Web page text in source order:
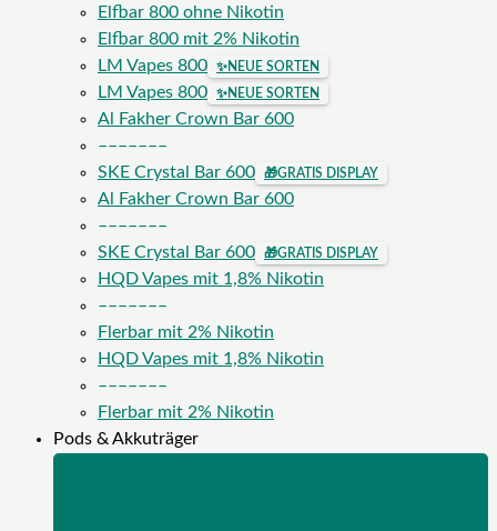
Elfbar 800 ohne Nikotin
Elfbar 800 mit 2% Nikotin
LM Vapes 800
✨NEUE SORTEN
LM Vapes 800 ✨NEUE SORTEN
Al Fakher Crown Bar 600
–––––––
SKE Crystal Bar 600
🎁GRATIS DISPLAY
Al Fakher Crown Bar 600
–––––––
SKE Crystal Bar 600
🎁GRATIS DISPLAY
HQD Vapes mit 1,8% Nikotin
–––––––
Flerbar mit 2% Nikotin
HQD Vapes mit 1,8% Nikotin
–––––––
Flerbar mit 2% Nikotin
Pods & Akkuträger